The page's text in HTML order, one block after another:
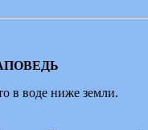
в воде ниже земли.